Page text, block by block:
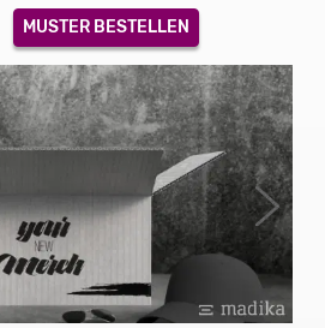
MUSTER BESTELLEN